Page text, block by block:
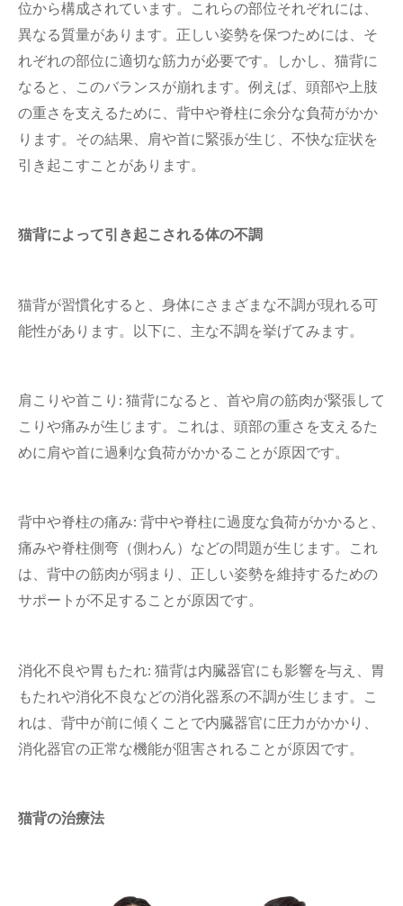
位から構成されています。これらの部位それぞれには、
異なる質量があります。正しい姿勢を保つためには、そ
れぞれの部位に適切な筋力が必要です。しかし、猫背に
なると、このバランスが崩れます。例えば、頭部や上肢
の重さを支えるために、背中や脊柱に余分な負荷がかか
ります。その結果、肩や首に緊張が生じ、不快な症状を
引き起こすことがあります。
猫背によって引き起こされる体の不調
猫背が習慣化すると、身体にさまざまな不調が現れる可
能性があります。以下に、主な不調を挙げてみます。
肩こりや首こり: 猫背になると、首や肩の筋肉が緊張して
こりや痛みが生じます。これは、頭部の重さを支えるた
めに肩や首に過剰な負荷がかかることが原因です。
背中や脊柱の痛み: 背中や脊柱に過度な負荷がかかると、
痛みや脊柱側弯（側わん）などの問題が生じます。これ
は、背中の筋肉が弱まり、正しい姿勢を維持するための
サポートが不足することが原因です。
消化不良や胃もたれ: 猫背は内臓器官にも影響を与え、胃
もたれや消化不良などの消化器系の不調が生じます。こ
れは、背中が前に傾くことで内臓器官に圧力がかかり、
消化器官の正常な機能が阻害されることが原因です。
猫背の治療法